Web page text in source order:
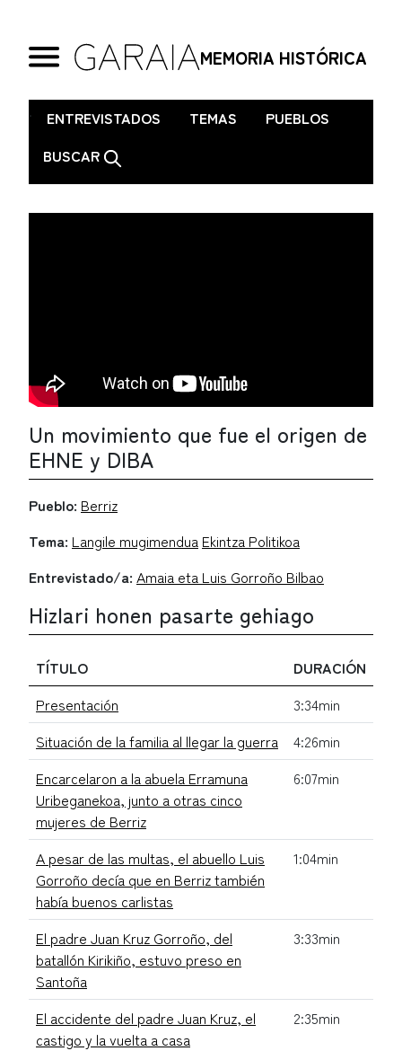
MEMORIA HISTÓRICA
. ENTREVISTADOS TEMAS
PUEBLOS
BUSCAR
Un movimiento que fue el origen de
EHNE y DIBA
Pueblo: Berriz
Tema: Langile mugimendua Ekintza Politikoa
Entrevistado/a: Amaia eta Luis Gorroño Bilbao
Hizlari honen pasarte gehiago
TÍTULO
DURACIÓN
Presentación
3:34min
Situación de la familia al llegar la guerra
4:26min
Encarcelaron a la abuela Erramuna
Uribeganekoa, junto a otras cinco
mujeres de Berriz
6:07min
A pesar de las multas, el abuello Luis
Gorroño decía que en Berriz también
había buenos carlistas
1:04min
El padre Juan Kruz Gorroño, del
batallón Kirikiño, estuvo preso en
Santoña
3:33min
El accidente del padre Juan Kruz, el
castigo y la vuelta a casa
2:35min